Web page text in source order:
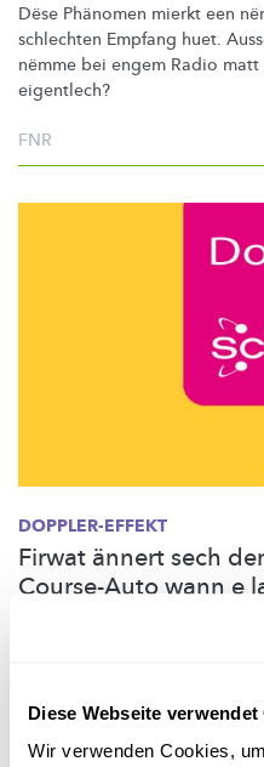
Diese Webseite verwendet
Wir verwenden Cookies,
Dëse Phänomen mierkt een
schlechten Empfang huet.
nëmme bei engem Radio
eigentlech?
FNR
DOPPLER-EFFEKT
Firwat ännert sech
Course-Auto wann e
Dat ass iech jo bestëmmt
fiert. Ma wourunner ...
FNR